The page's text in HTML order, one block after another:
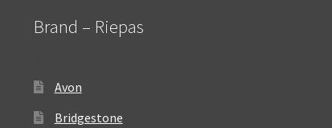
Brand – Riepas
Avon
Bridgestone